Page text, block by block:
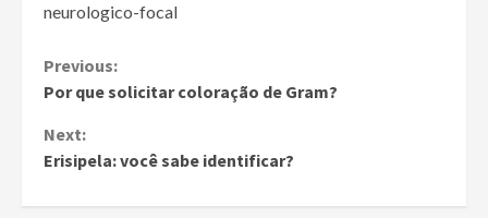
neurologico-focal
Continue
Reading
Previous:
Por que solicitar coloração de Gram?
Next:
Erisipela: você sabe identificar?